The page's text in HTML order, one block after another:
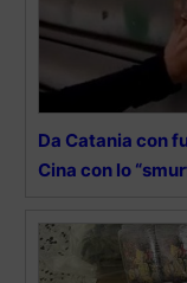
Da Catania con
Cina con lo